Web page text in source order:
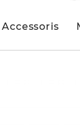
Accessoris